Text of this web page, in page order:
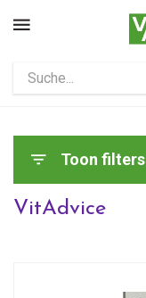
Toon filters
VitAdvice